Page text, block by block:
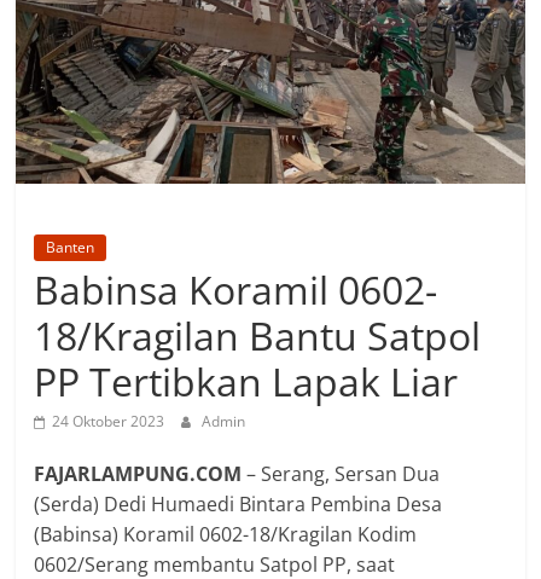
Banten
Babinsa Koramil 0602-
18/Kragilan Bantu Satpol
PP Tertibkan Lapak Liar
24 Oktober 2023 Admin
FAJARLAMPUNG.COM– Serang, Sersan Dua
(Serda) Dedi Humaedi Bintara Pembina Desa
(Babinsa) Koramil 0602-18/Kragilan Kodim
0602/Serang membantu Satpol PP, saat